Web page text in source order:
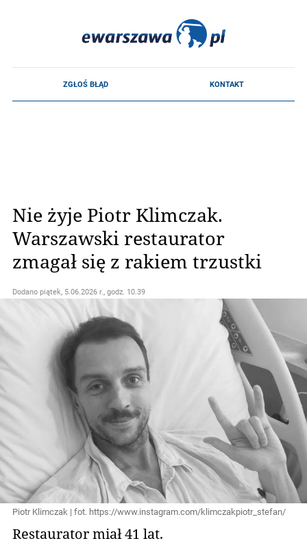
Nie żyje Piotr Klimczak.
Warszawski restaurator
zmagał się z rakiem trzustki
Dodano piątek, 5.06.2026 r., godz. 10.39
Piotr Klimczak | fot. https://www.instagram.com/klimczakpiotr_stefan/
Restaurator miał 41 lat.